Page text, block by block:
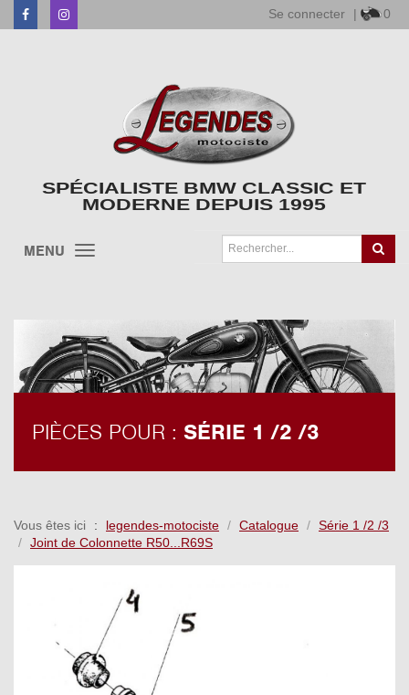
FacebookInstagram Se connecter | 0
SPÉCIALISTE BMW CLASSIC ET
MODERNE DEPUIS 1995
MENU
PIÈCES POUR : SÉRIE 1 /2 /3
Vous êtes ici legendes-motociste Catalogue
Série 1 /2 /3
Joint de Colonnette R50...R69S